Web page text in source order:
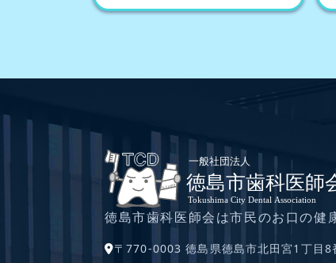
徳島市歯科医師会は市民のお口の健
〒770-0003 徳島県徳島市北田宮1丁目8